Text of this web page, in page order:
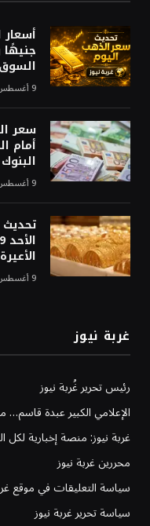
السوق
9 أغسطس، 2026
أمام
البنوك
9 أغسطس، 2026
9 أغسطس، 2026
غربة نيوز
رئيس تحرير غُربة نيوز
الإعلامي الكبير عبدة
غربة نيوز: منصة إخبارية لكل
محررين غربة نيوز
سياسة التعليقات في موقع
سياسة تحرير غربة نيوز